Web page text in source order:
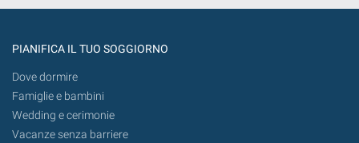
PIANIFICA IL TUO SOGGIORNO
Dove dormire
Famiglie e bambini
Wedding e cerimonie
Vacanze senza barriere